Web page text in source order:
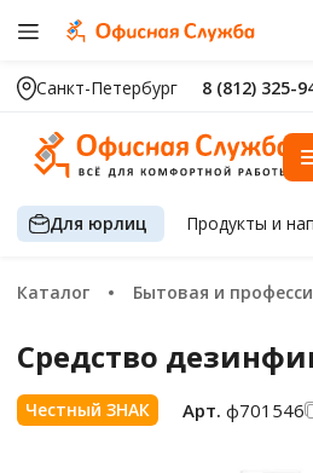
Санкт-Петербург 8 (812) 325-
Для юрлиц Продуктыи
Каталог Бытовая и
Средство
Честный ЗНАК Арт. ф701546